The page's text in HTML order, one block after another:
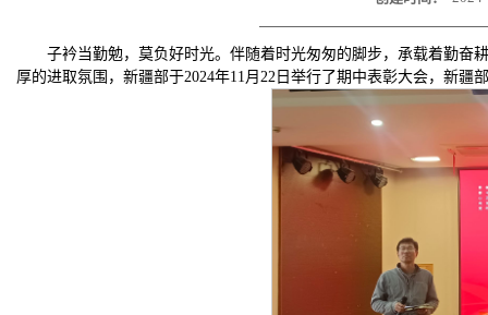
子衿当勤勉，莫负好时光。伴随着时光匆匆的脚步，承载着勤奋
厚的进取氛围，新疆部于2024年11月22日举行了期中表彰大会，新